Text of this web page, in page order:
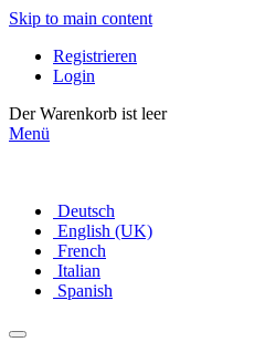
Skip to main content
Registrieren
Login
Der Warenkorb ist leer
Menü
Deutsch
English (UK)
French
Italian
Spanish